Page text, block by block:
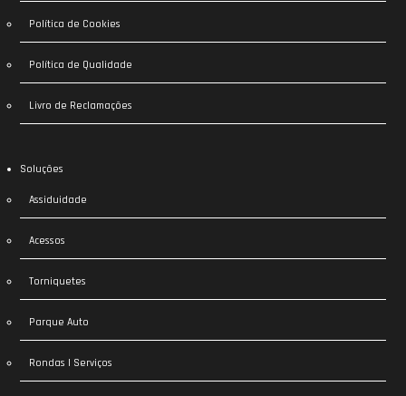
Política de Cookies
Política de Qualidade
Livro de Reclamações
Soluções
Assiduidade
Acessos
Torniquetes
Parque Auto
Rondas | Serviços